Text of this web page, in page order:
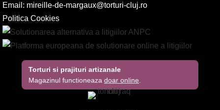
Email: mireille-de-margaux@torturi-cluj.ro
Politica Cookies
Torturi si prajituri artizanale
Magazinul functioneaza doar online